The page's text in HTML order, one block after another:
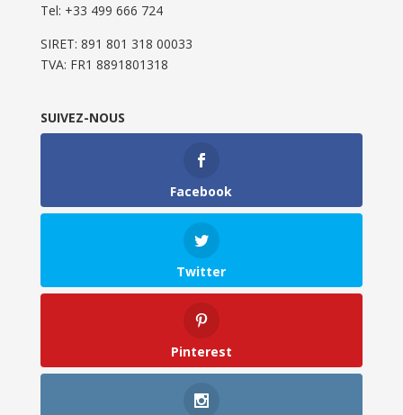
Tel: ‭+33 499 666 724‬
SIRET: 891 801 318 00033
TVA: FR1 8891801318
SUIVEZ-NOUS
Facebook
Twitter
Pinterest